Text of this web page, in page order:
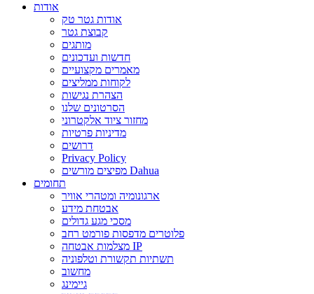
אודות
אודות גטר טק
קבוצת גטר
מותגים
חדשות ועדכונים
מאמרים מקצועיים
לקוחות ממליצים
הצהרת נגישות
הסרטונים שלנו
מחזור ציוד אלקטרוני
מדיניות פרטיות
דרושים
Privacy Policy
מפיצים מורשים Dahua
תחומים
ארגונומיה ומטהרי אוויר
אבטחת מידע
מסכי מגע גדולים
פלוטרים מדפסות פורמט רחב
מצלמות אבטחה IP
תשתיות תקשורת וטלפוניה
מחשוב
גיימינג